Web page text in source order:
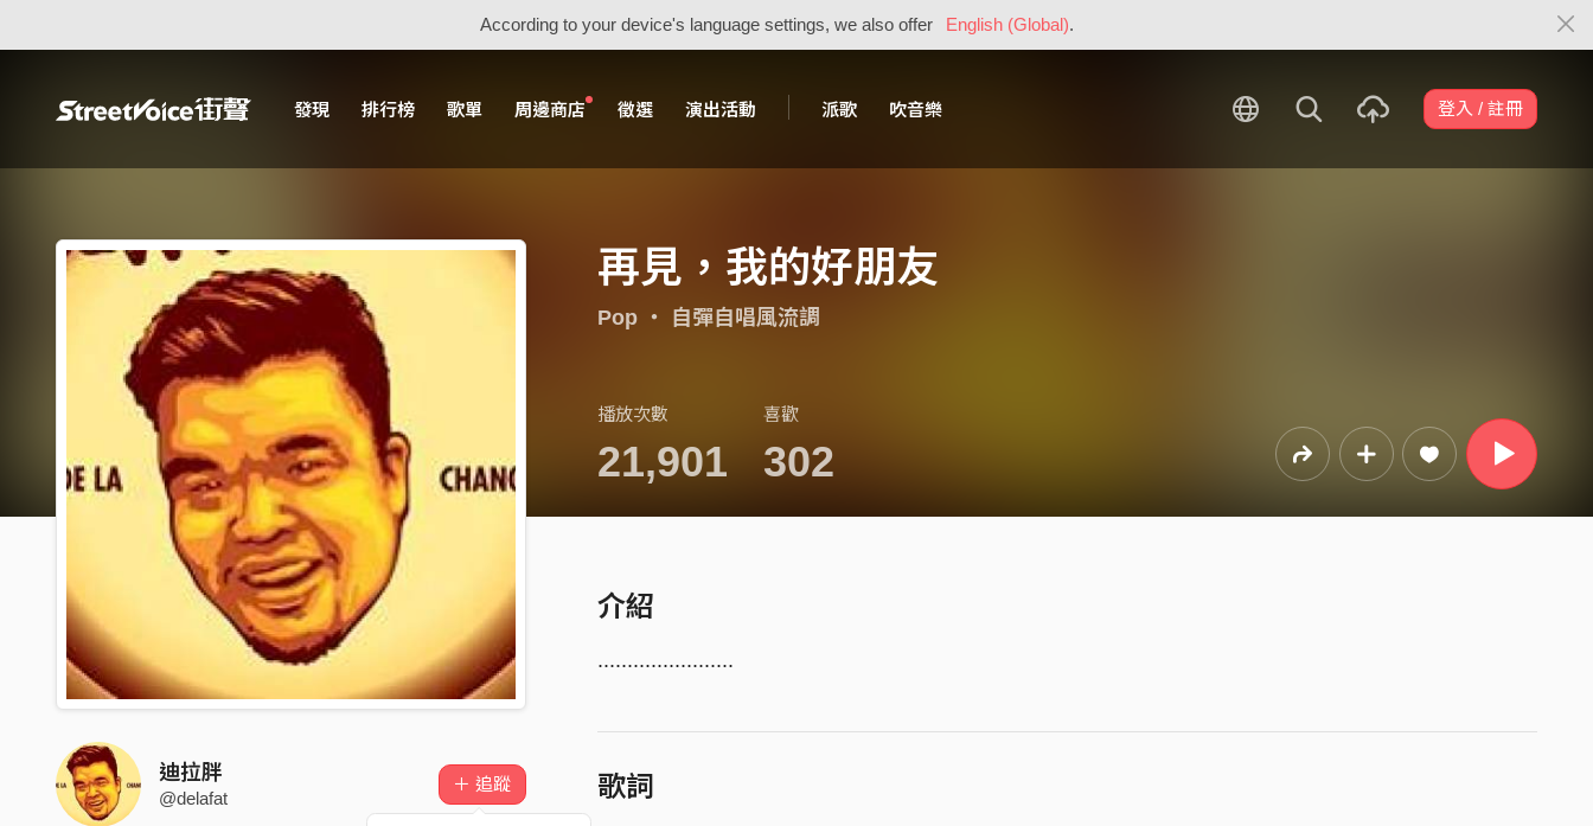
According to your device's language settings, we also offer English (Global).
發現 排行榜 歌單 周邊商店 徵選 演出活動 派歌 吹音樂 登入 / 註冊
再見，我的好朋友
Pop・ 自彈自唱風流調
播放次數
21,901
喜歡
302
迪拉胖
@delafat
＋ 追蹤
介紹
.......................
歌詞